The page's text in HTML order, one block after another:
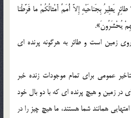
يَطِيرُ بِجَناحَيْهِ إِلاَّ أُمَمٌ أَمْثالُكُمْ ما فَرَّطْنا
يُحْشَرُونَ».
زمين است و طائر به هرگونه پرنده اي
عمومي براي تمام موجودات زنده خبر
در زمين و هيچ پرنده اي كه با دو بال خود
همانند شما هستند، ما هيچ چيز را در